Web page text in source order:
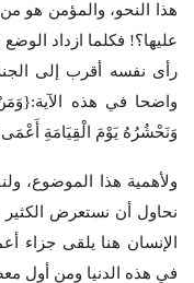
هذا النحو، والمؤمن هو من
عليها؟! فكلما ازداد
رأى نفسه أقرب إلى
واضحا في هذه
وَنَحْشُرُهُ يَوْمَ الْقِيَامَةِ
ولأهمية هذا الموضوع،
نحاول أن نستعرض
الإنسان هنا يلقى جزاء
في هذه الدنيا ومن أول